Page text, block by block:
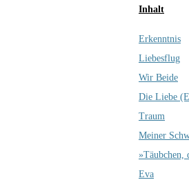
Inhalt
Erkenntnis
Liebesflug
Wir Beide
Die Liebe
Traum
Meiner
»Täubchen,
Eva